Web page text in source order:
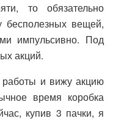
то обязательно
бесполезных вещей,
импульсивно. Под
акций.
работы и вижу акцию
время коробка
купив 3 пачки, я